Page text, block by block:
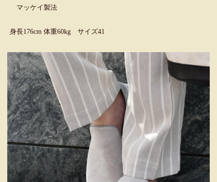
マッケイ製法
身長176cm 体重60kg サイズ41